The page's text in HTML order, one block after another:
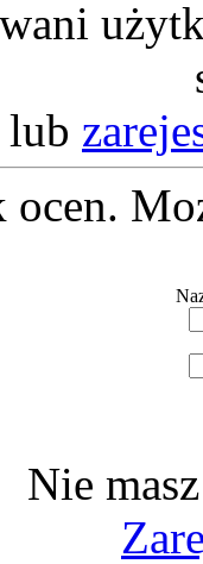
lub
ocen.
Nie